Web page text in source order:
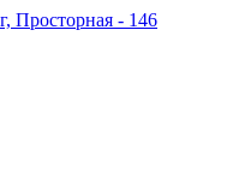
Просторная - 146